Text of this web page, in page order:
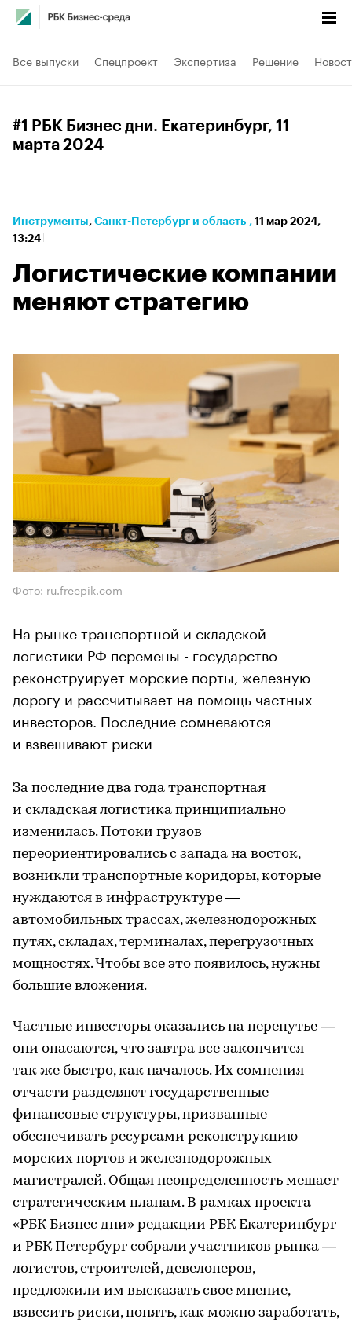
Все выпуски Спецпроект Экспертиза Решение
#1 РБК Бизнес дни. Екатеринбург, 11
марта 2024
Инструменты⁠, Санкт-Петербург и область , 11 мар 2024,
13:24
Логистические компании
меняют стратегию
Фото: ru.freepik.com
На рынке транспортной и складской
логистики РФ перемены - государство
реконструирует морские порты, железную
дорогу и рассчитывает на помощь частных
инвесторов. Последние сомневаются
и взвешивают риски
За последние два года транспортная
и складская логистика принципиально
изменилась. Потоки грузов
переориентировались с запада на восток,
возникли транспортные коридоры, которые
нуждаются в инфраструктуре —
автомобильных трассах, железнодорожных
путях, складах, терминалах, перегрузочных
мощностях. Чтобы все это появилось, нужны
большие вложения.
Частные инвесторы оказались на перепутье —
они опасаются, что завтра все закончится
так же быстро, как началось. Их сомнения
отчасти разделяют государственные
финансовые структуры, призванные
обеспечивать ресурсами реконструкцию
морских портов и железнодорожных
магистралей. Общая неопределенность мешает
стратегическим планам. В рамках проекта
«РБК Бизнес дни» редакции РБК Екатеринбург
и РБК Петербург собрали участников рынка —
логистов, строителей, девелоперов,
предложили им высказать свое мнение,
взвесить риски, понять, как можно заработать,